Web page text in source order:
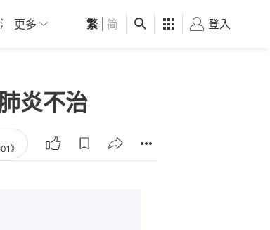
01深圳 觀點 健康 好食玩飛
更多 繁 简 登入
炎不治
》